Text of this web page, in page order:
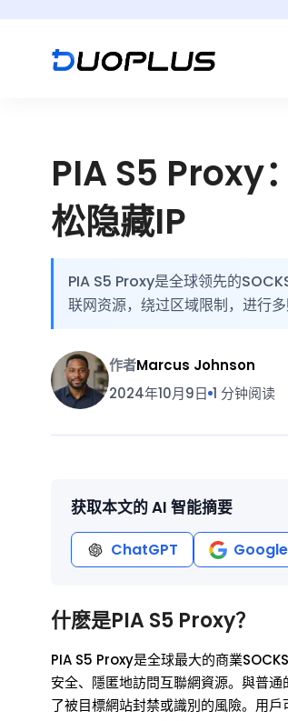
PIA S5 Proxy
松隐藏IP
PIA S5 Proxy是全球领先的
联网资源，绕过区域限制，进行
作者Marcus Johnson
2024年10月9日 1 分钟阅读
获取本文的 AI 智能摘要
ChatGPT
什麽是PIA S5 Proxy？
PIA S5 Proxy是全球最大的商業
安全、隱匿地訪問互聯網資源。與普
了被目標網站封禁或識別的風險。用